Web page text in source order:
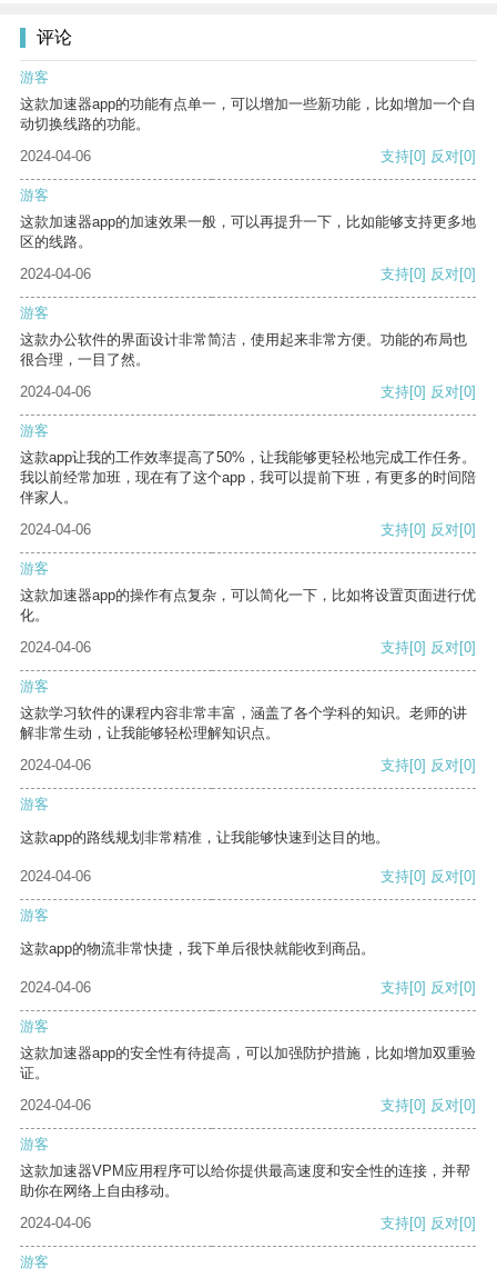
评论
游客
这款加速器app的功能有点单一，可以增加一些新功能，比如增加一个自
动切换线路的功能。
2024-04-06
支持[0] 反对[0]
游客
这款加速器app的加速效果一般，可以再提升一下，比如能够支持更多地
区的线路。
2024-04-06
支持[0] 反对[0]
游客
这款办公软件的界面设计非常简洁，使用起来非常方便。功能的布局也
很合理，一目了然。
2024-04-06
支持[0] 反对[0]
游客
这款app让我的工作效率提高了50%，让我能够更轻松地完成工作任务。
我以前经常加班，现在有了这个app，我可以提前下班，有更多的时间陪
伴家人。
2024-04-06
支持[0] 反对[0]
游客
这款加速器app的操作有点复杂，可以简化一下，比如将设置页面进行优
化。
2024-04-06
支持[0] 反对[0]
游客
这款学习软件的课程内容非常丰富，涵盖了各个学科的知识。老师的讲
解非常生动，让我能够轻松理解知识点。
2024-04-06
支持[0] 反对[0]
游客
这款app的路线规划非常精准，让我能够快速到达目的地。
2024-04-06 支持[0] 反对[0]
游客
这款app的物流非常快捷，我下单后很快就能收到商品。
2024-04-06 支持[0] 反对[0]
游客
这款加速器app的安全性有待提高，可以加强防护措施，比如增加双重验
证。
2024-04-06
支持[0] 反对[0]
游客
这款加速器VPM应用程序可以给你提供最高速度和安全性的连接，并帮
助你在网络上自由移动。
2024-04-06
支持[0] 反对[0]
游客